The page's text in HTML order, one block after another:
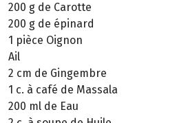
200 g de Carotte
200 g de épinard
1 pièce Oignon
Ail
2 cm de Gingembre
1 c. à café de Massala
200 ml de Eau